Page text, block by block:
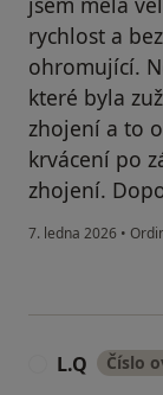
rychlost a
ohromující.
které byla
zhojení a to
krvácení po
zhojení.
7. ledna 2026 •
L.Q Číslo